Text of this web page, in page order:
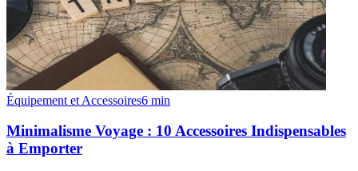
Équipement et Accessoires6 min
Minimalisme Voyage : 10 Accessoires Indispensables
à Emporter